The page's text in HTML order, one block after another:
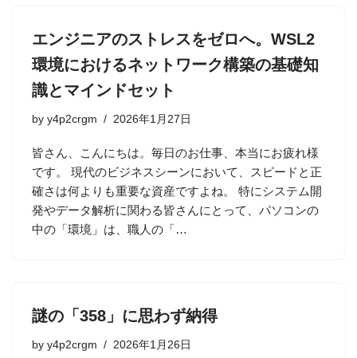
エンジニアのストレスをゼロへ。WSL2
環境におけるネットワーク構築の基礎知
識とマインドセット
by y4p2crgm 2026年1月27日
皆さん、こんにちは。毎日のお仕事、本当にお疲れ様
です。 現代のビジネスシーンにおいて、スピードと正
確さは何よりも重要な資産ですよね。 特にシステム開
発やデータ解析に関わる皆さんにとって、パソコンの
中の「環境」は、職人の「…
謎の「358」に思わず納得
by y4p2crgm 2026年1月26日